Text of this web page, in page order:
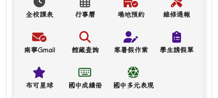
全校課表 行事曆 場地預約 維修通報
南寧Gmail 館藏查詢 寒暑假作業 學生請假單
布可星球 國中成績冊 國中多元表現